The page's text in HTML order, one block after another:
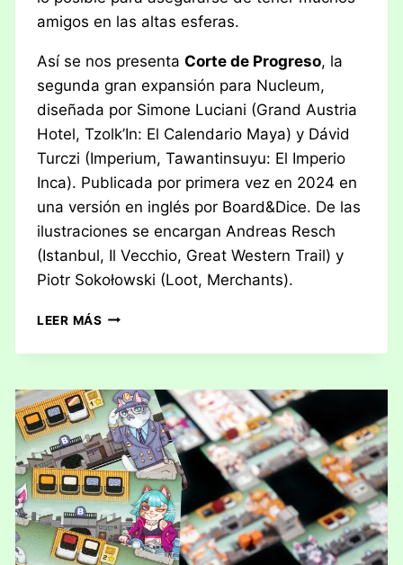
amigos en las altas esferas.
Así se nos presentaCorte de Progreso, la
segunda gran expansión para Nucleum,
diseñada por Simone Luciani (Grand Austria
Hotel, Tzolk’In: El Calendario Maya) y Dávid
Turczi (Imperium, Tawantinsuyu: El Imperio
Inca). Publicada por primera vez en 2024 en
una versión en inglés por Board&Dice. De las
ilustraciones se encargan Andreas Resch
(Istanbul, Il Vecchio, Great Western Trail) y
Piotr Sokołowski (Loot, Merchants).
LEER MÁS RESEÑA:
–
DE
PROGRESO